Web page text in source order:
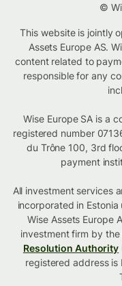
©
This website is jointly
Assets Europe AS.
content related to
responsible for any
Wise Europe SA is a
registered number
du Trône 100, 3rd
payment
All investment services
incorporated in
Wise Assets Europe
investment firm by the
Resolution Authority
registered address is